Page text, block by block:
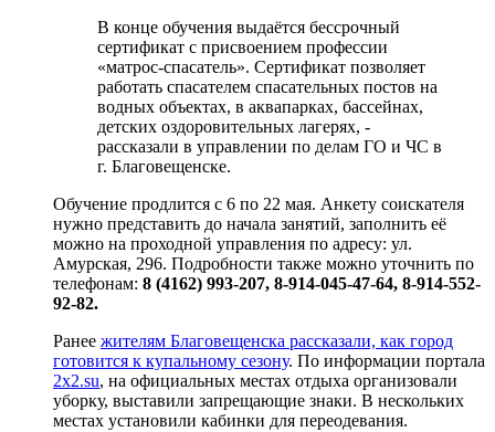
В конце обучения выдаётся бессрочный
сертификат с присвоением профессии
«матрос-спасатель». Сертификат позволяет
работать спасателем спасательных постов на
водных объектах, в аквапарках, бассейнах,
детских оздоровительных лагерях, -
рассказали в управлении по делам ГО и ЧС в
г. Благовещенске.
Обучение продлится с 6 по 22 мая. Анкету соискателя
нужно представить до начала занятий, заполнить её
можно на проходной управления по адресу: ул.
Амурская, 296. Подробности также можно уточнить по
телефонам: 8 (4162) 993-207, 8-914-045-47-64, 8-914-552-
92-82.
Ранее жителям Благовещенска рассказали, как город
готовится к купальному сезону. По информации портала
2x2.su, на официальных местах отдыха организовали
уборку, выставили запрещающие знаки. В нескольких
местах установили кабинки для переодевания.